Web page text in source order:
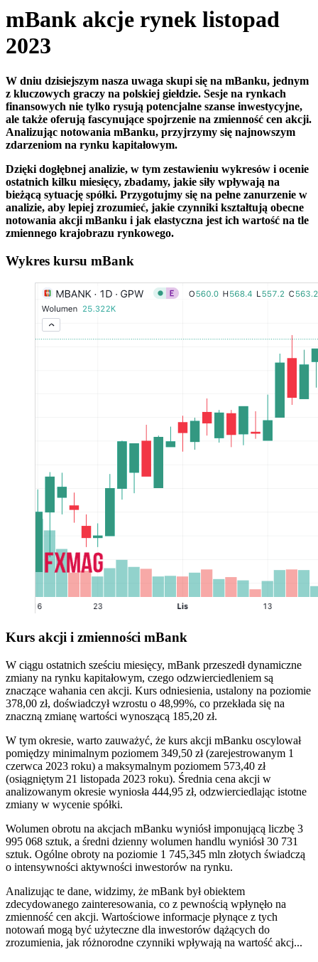
mBank akcje rynek listopad
2023
W dniu dzisiejszym nasza uwaga skupi się na mBanku, jednym
z kluczowych graczy na polskiej giełdzie. Sesje na rynkach
finansowych nie tylko rysują potencjalne szanse inwestycyjne,
ale także oferują fascynujące spojrzenie na zmienność cen akcji.
Analizując notowania mBanku, przyjrzymy się najnowszym
zdarzeniom na rynku kapitałowym.
Dzięki dogłębnej analizie, w tym zestawieniu wykresów i ocenie
ostatnich kilku miesięcy, zbadamy, jakie siły wpływają na
bieżącą sytuację spółki. Przygotujmy się na pełne zanurzenie w
analizie, aby lepiej zrozumieć, jakie czynniki kształtują obecne
notowania akcji mBanku i jak elastyczna jest ich wartość na tle
zmiennego krajobrazu rynkowego.
Wykres kursu mBank
Kurs akcji i zmienności mBank
W ciągu ostatnich sześciu miesięcy, mBank przeszedł dynamiczne
zmiany na rynku kapitałowym, czego odzwierciedleniem są
znaczące wahania cen akcji. Kurs odniesienia, ustalony na poziomie
378,00 zł, doświadczył wzrostu o 48,99%, co przekłada się na
znaczną zmianę wartości wynoszącą 185,20 zł.
W tym okresie, warto zauważyć, że kurs akcji mBanku oscylował
pomiędzy minimalnym poziomem 349,50 zł (zarejestrowanym 1
czerwca 2023 roku) a maksymalnym poziomem 573,40 zł
(osiągniętym 21 listopada 2023 roku). Średnia cena akcji w
analizowanym okresie wyniosła 444,95 zł, odzwierciedlając istotne
zmiany w wycenie spółki.
Wolumen obrotu na akcjach mBanku wyniósł imponującą liczbę 3
995 068 sztuk, a średni dzienny wolumen handlu wyniósł 30 731
sztuk. Ogólne obroty na poziomie 1 745,345 mln złotych świadczą
o intensywności aktywności inwestorów na rynku.
Analizując te dane, widzimy, że mBank był obiektem
zdecydowanego zainteresowania, co z pewnością wpłynęło na
zmienność cen akcji. Wartościowe informacje płynące z tych
notowań mogą być użyteczne dla inwestorów dążących do
zrozumienia, jak różnorodne czynniki wpływają na wartość akcj...